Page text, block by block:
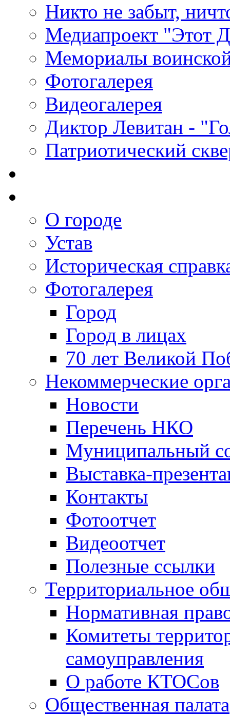
Никто не забыт,
Медиапроект "Этот
Мемориалы
Фотогалерея
Видеогалерея
Диктор Левитан -
Патриотический
О городе
Устав
Историческая
Фотогалерея
Город
Город в лицах
70 лет Великой
Некоммерческие
Новости
Перечень НКО
Муниципальный
Выставка-
Контакты
Фотоотчет
Видеоотчет
Полезные ссылки
Территориальное
Нормативная
Комитеты
самоуправления
О работе КТОСов
Общественная палата